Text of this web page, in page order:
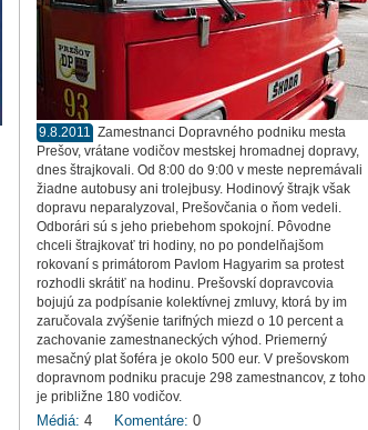
9.8.2011 Zamestnanci Dopravného podniku mesta
Prešov, vrátane vodičov mestskej hromadnej dopravy,
dnes štrajkovali. Od 8:00 do 9:00 v meste nepremávali
žiadne autobusy ani trolejbusy. Hodinový štrajk však
dopravu neparalyzoval, Prešovčania o ňom vedeli.
Odborári sú s jeho priebehom spokojní. Pôvodne
chceli štrajkovať tri hodiny, no po pondelňajšom
rokovaní s primátorom Pavlom Hagyarim sa protest
rozhodli skrátiť na hodinu. Prešovskí dopravcovia
bojujú za podpísanie kolektívnej zmluvy, ktorá by im
zaručovala zvýšenie tarifných miezd o 10 percent a
zachovanie zamestnaneckých výhod. Priemerný
mesačný plat šoféra je okolo 500 eur. V prešovskom
dopravnom podniku pracuje 298 zamestnancov, z toho
je približne 180 vodičov.
Médiá: 4 Komentáre: 0